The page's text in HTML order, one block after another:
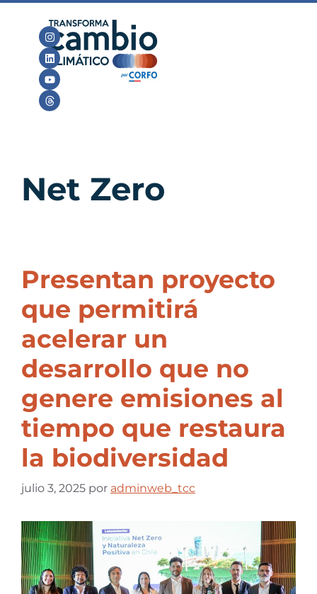
Net Zero
Presentan proyecto
que permitirá
acelerar un
desarrollo que no
genere emisiones al
tiempo que restaura
la biodiversidad
julio 3, 2025 por adminweb_tcc